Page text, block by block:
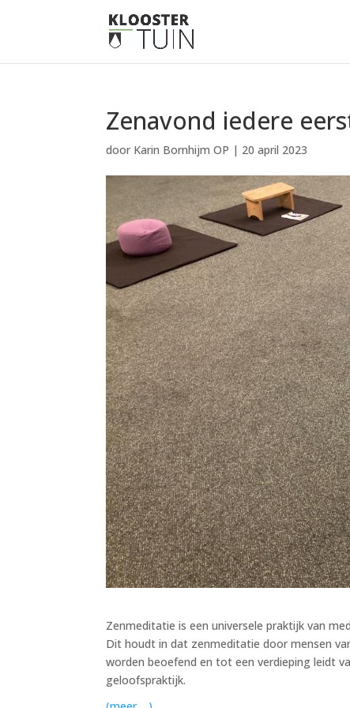
Zenavond iedere
door Karin Bornhijm OP | 20 april 2023
Zenmeditatie is een universele praktijk van
Dit houdt in dat zenmeditatie door mensen
worden beoefend en tot een verdieping leidt
geloofspraktijk.